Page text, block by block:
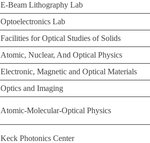
E-Beam Lithography Lab
Optoelectronics Lab
Facilities for Optical Studies of Solids
Atomic, Nuclear, And Optical Physics
Electronic, Magnetic and Optical Materials
Optics and Imaging
Atomic-Molecular-Optical Physics
Keck Photonics Center